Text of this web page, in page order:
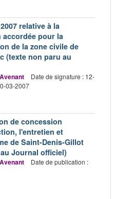
relative à la
pour la
de la zone civile de
(texte non paru au
Avenant
Date de signature : 12-
03-2007
de concession
l'entretien et
de Saint-Denis-Gillot
Journal officiel)
Avenant
Date de publication :